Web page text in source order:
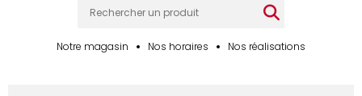
Notre magasin Nos horaires Nos réalisations